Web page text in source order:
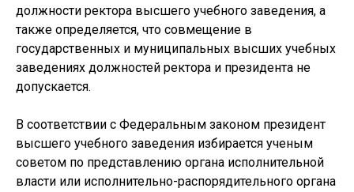
должности ректора высшего учебного заведения, а
также определяется, что совмещение в
государственных и муниципальных высших учебных
заведениях должностей ректора и президента не
допускается.
В соответствии с Федеральным законом президент
высшего учебного заведения избирается ученым
советом по представлению органа исполнительной
власти или исполнительно-распорядительного органа